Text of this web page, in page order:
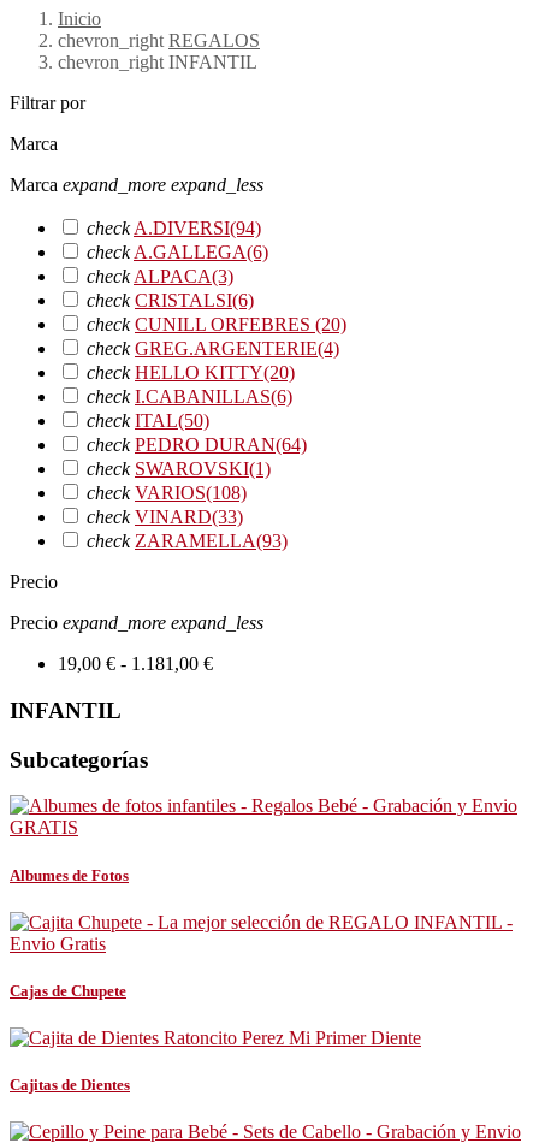
Inicio
chevron_right REGALOS
chevron_right INFANTIL
Filtrar por
Marca
Marca expand_more expand_less
check A.DIVERSI(94)
check A.GALLEGA(6)
check ALPACA(3)
check CRISTALSI(6)
check CUNILL ORFEBRES (20)
check GREG.ARGENTERIE(4)
check HELLO KITTY(20)
check I.CABANILLAS(6)
check ITAL(50)
check PEDRO DURAN(64)
check SWAROVSKI(1)
check VARIOS(108)
check VINARD(33)
check ZARAMELLA(93)
Precio
Precio expand_more expand_less
19,00 € - 1.181,00 €
INFANTIL
Subcategorías
Albumes de Fotos
Cajas de Chupete
Cajitas de Dientes